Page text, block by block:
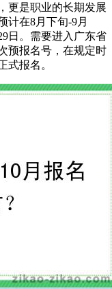
更是职业的长期发展
计在8月下旬-9月
日。需要进入广东省
预报名号，在规定时
式报名。